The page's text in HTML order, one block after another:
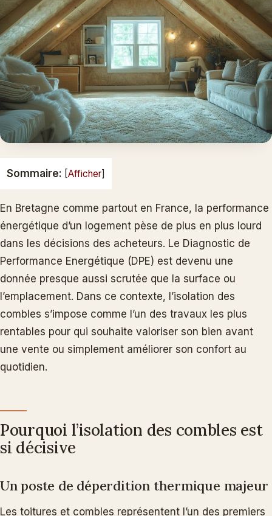
Sommaire: [Afficher]
En Bretagne comme partout en France, la performance
énergétique d’un logement pèse de plus en plus lourd
dans les décisions des acheteurs. Le Diagnostic de
Performance Energétique (DPE) est devenu une
donnée presque aussi scrutée que la surface ou
l’emplacement. Dans ce contexte, l’isolation des
combles s’impose comme l’un des travaux les plus
rentables pour qui souhaite valoriser son bien avant
une vente ou simplement améliorer son confort au
quotidien.
Pourquoi l’isolation des combles est
si décisive
Un poste de déperdition thermique majeur
Les toitures et combles représentent l’un des premiers